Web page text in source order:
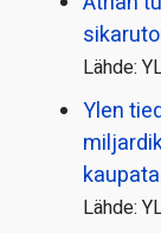
Lähde:
Ylen
Lähde: